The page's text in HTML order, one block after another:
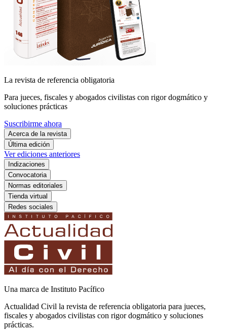
La revista de referencia obligatoria
Para jueces, fiscales y abogados civilistas con rigor dogmático y
soluciones prácticas
Suscribirme ahora
Acerca de la revista
Última edición
Ver ediciones anteriores
Indizaciones
Convocatoria
Normas editoriales
Tienda virtual
Redes sociales
Una marca de Instituto Pacífico
Actualidad Civil la revista de referencia obligatoria para jueces,
fiscales y abogados civilistas con rigor dogmático y soluciones
prácticas.